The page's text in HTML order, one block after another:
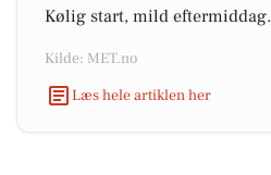
Kølig start, mild eftermiddag.
Kilde: MET.no
Læs hele artiklen her